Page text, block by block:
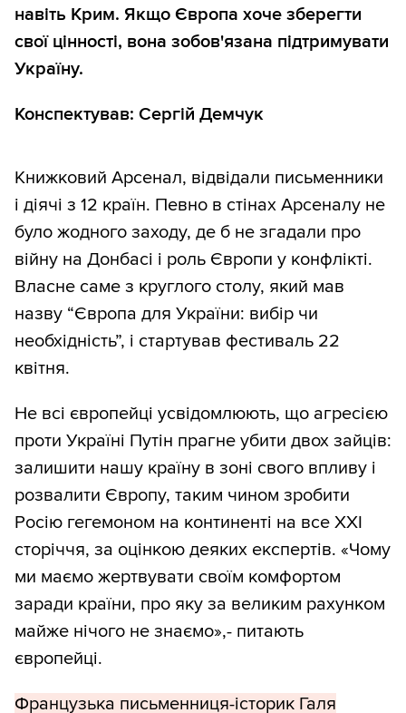
навіть Крим. Якщо Європа хоче зберегти
свої цінності, вона зобов'язана підтримувати
Україну.
Конспектував: Сергій Демчук
Книжковий Арсенал, відвідали письменники
і діячі з 12 країн. Певно в стінах Арсеналу не
було жодного заходу, де б не згадали про
війну на Донбасі і роль Європи у конфлікті.
Власне саме з круглого столу, який мав
назву “Європа для України: вибір чи
необхідність”, і стартував фестиваль 22
квітня.
Не всі європейці усвідомлюють, що агресією
проти Україні Путін прагне убити двох зайців:
залишити нашу країну в зоні свого впливу і
розвалити Європу, таким чином зробити
Росію гегемоном на континенті на все ХХІ
сторіччя, за оцінкою деяких експертів. «Чому
ми маємо жертвувати своїм комфортом
заради країни, про яку за великим рахунком
майже нічого не знаємо»,- питають
європейці.
Французька письменниця-історик Галя